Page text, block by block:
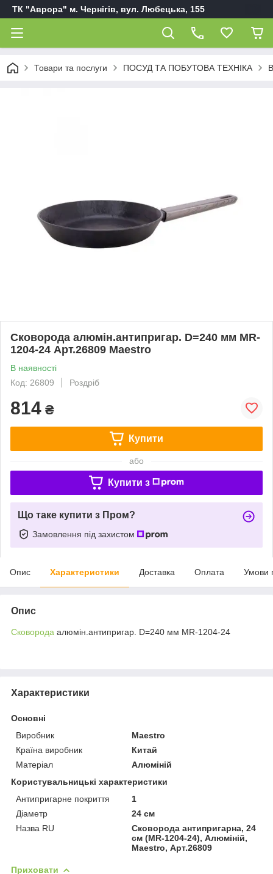
ТК "Аврора" м. Чернігів, вул. Любецька, 155
Товари та послуги ПОСУД ТА ПОБУТОВА ТЕХНІКА
Сковорода алюмін.антипригар. D=240 мм MR-
1204-24 Арт.26809 Maestro
В наявності
Код: 26809
Роздріб
814 ₴
Купити
або
Купити з
Що таке купити з Пром?
Замовлення під захистом
Опис Характеристики Доставка Оплата Умови
Опис
Сковорода алюмін.антипригар. D=240 мм MR-1204-24
Характеристики
Основні
Виробник
Maestro
Країна виробник
Китай
Матеріал
Алюміній
Користувальницькі характеристики
Антипригарне покриття
1
Діаметр
24 см
Назва RU
Сковорода антипригарна, 24
см (MR-1204-24), Алюміній,
Maestro, Арт.26809
Приховати